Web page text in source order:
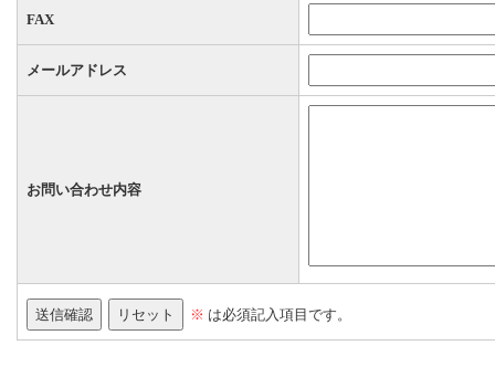
FAX
メールアドレス
お問い合わせ内容
※ は必須記入項目です。